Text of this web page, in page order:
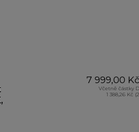
7 999,00 Kč
Včetně částky
1 388,26 Kč